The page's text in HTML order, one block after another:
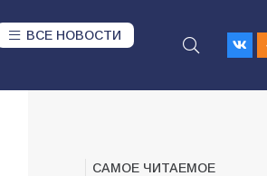
ВСЕ НОВОСТИ
САМОЕ ЧИТАЕМОЕ